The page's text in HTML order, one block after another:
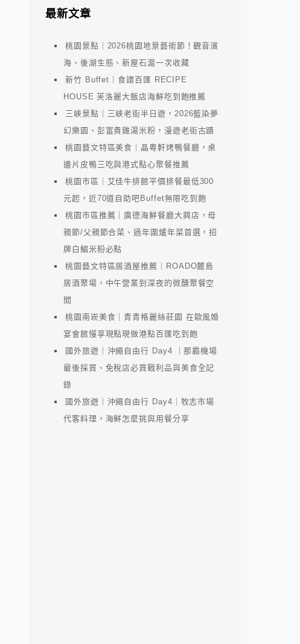
最新文章
桃園景點｜2026桃園地景藝術節！觀音濱
海、後湖生態、新屋石滬一次收藏
新竹 Buffet｜食譜百匯 RECIPE
HOUSE 芙洛麗大飯店海鮮吃到飽推薦
三峽景點｜三峽老街半日遊，2026藍染夢
幻樂園、彭富貴雞湯米粉，漫遊老街古蹟
桃園藝文特區美食｜晶粵軒烤鴨餐廳，桌
邊片皮鴨三吃與港式點心聚餐推薦
桃園市區｜艾佳牛排館平價排餐最低300
元起，近70道自助吧Buffet無限吃到飽
桃園市區推薦｜廣德海鮮餐廳大興店，母
親節/父親節合菜、過年圍爐年菜首選，招
牌白鯧米粉必點
桃園藝文特區居酒屋推薦｜ROADO麓島
居酒聚場，中午營業到深夜的微醺聚餐空
間
桃園南崁美食｜青青格麗絲莊園 在歐風婚
宴會館慢享現點現做港點百匯吃到飽
國外旅遊｜沖繩自由行 Day4 ｜那霸機場
最後採買、免稅店必買戰利品與美食全記
錄
國外旅遊｜沖繩自由行 Day4｜牧志市場
代客料理，海鮮怎麼挑與用餐分享